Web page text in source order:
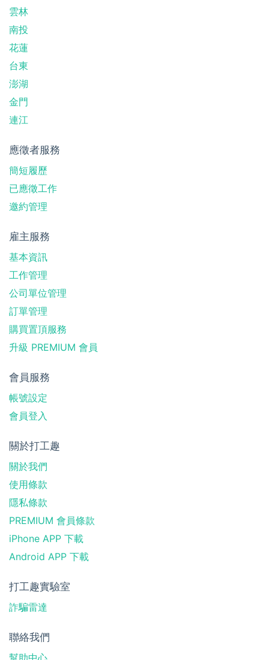
雲林
南投
花蓮
台東
澎湖
金門
連江
應徵者服務
簡短履歷
已應徵工作
邀約管理
雇主服務
基本資訊
工作管理
公司單位管理
訂單管理
購買置頂服務
升級 PREMIUM 會員
會員服務
帳號設定
會員登入
關於打工趣
關於我們
使用條款
隱私條款
PREMIUM 會員條款
iPhone APP 下載
Android APP 下載
打工趣實驗室
詐騙雷達
聯絡我們
幫助中心